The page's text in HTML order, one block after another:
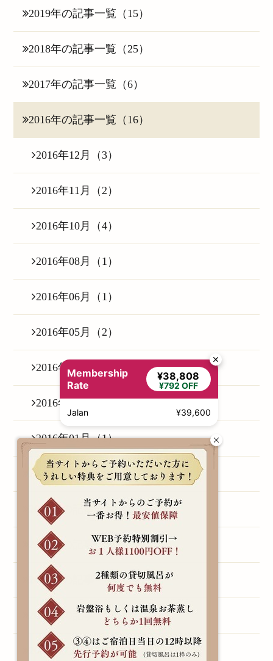
2019年の記事一覧（15）
2018年の記事一覧（25）
2017年の記事一覧（6）
2016年の記事一覧（16）
2016年12月（3）
2016年11月（2）
2016年10月（4）
2016年08月（1）
2016年06月（1）
2016年05月（2）
2016年04月（1）
2016年03月（1）
2016年01月（1）
2015年の記事一覧（1）
2014年の記事一覧（3）
2013年の記事一覧（1）
2011年の記事一覧（1）
2010年の記事一覧（1）
2009年の記事一覧（1）
Membership
Rate
¥38,808
¥792 OFF
Jalan ¥39,600